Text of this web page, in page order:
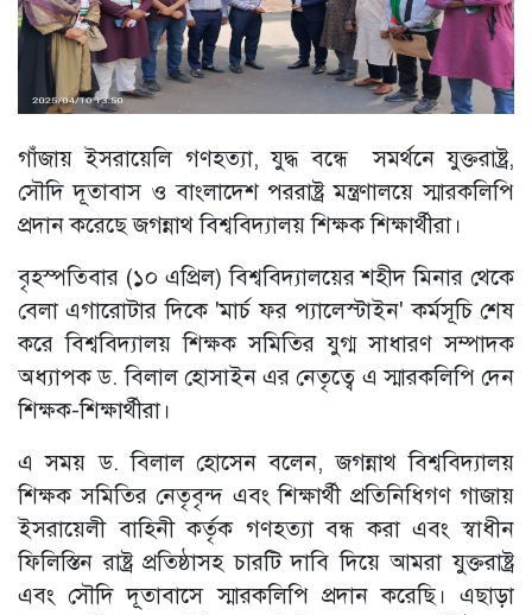
গাঁজায় ইসরায়েলি গণহত্যা, যুদ্ধ বন্ধে সমর্থনে যুক্তরাষ্ট্র,
সৌদি দূতাবাস ও বাংলাদেশ পররাষ্ট্র মন্ত্রণালয়ে স্মারকলিপি
প্রদান করেছে জগন্নাথ বিশ্ববিদ্যালয় শিক্ষক শিক্ষার্থীরা।
বৃহস্পতিবার (১০ এপ্রিল) বিশ্ববিদ্যালয়ের শহীদ মিনার থেকে
বেলা এগারোটার দিকে 'মার্চ ফর প্যালেস্টাইন' কর্মসূচি শেষ
করে বিশ্ববিদ্যালয় শিক্ষক সমিতির যুগ্ম সাধারণ সম্পাদক
অধ্যাপক ড. বিলাল হোসাইন এর নেতৃত্বে এ স্মারকলিপি দেন
শিক্ষক-শিক্ষার্থীরা।
এ সময় ড. বিলাল হোসেন বলেন, জগন্নাথ বিশ্ববিদ্যালয়
শিক্ষক সমিতির নেতৃবৃন্দ এবং শিক্ষার্থী প্রতিনিধিগণ গাজায়
ইসরায়েলী বাহিনী কর্তৃক গণহত্যা বন্ধ করা এবং স্বাধীন
ফিলিস্তিন রাষ্ট্র প্রতিষ্ঠাসহ চারটি দাবি দিয়ে আমরা যুক্তরাষ্ট্র
এবং সৌদি দূতাবাসে স্মারকলিপি প্রদান করেছি। এছাড়া